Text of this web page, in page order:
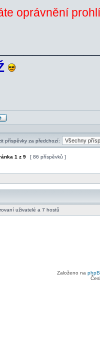
oprávnění
Profil
příspěvky za předchozí:
1 z 9 [ 86 příspěvků ]
uživatelé a 7 hostů
Založeno na